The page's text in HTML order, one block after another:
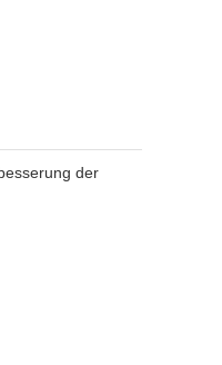
der